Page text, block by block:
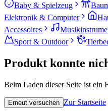
Baby & Spielzeug
Elektronik & Computer
Accessoires
Sport & Outdoor
Produkt konnte
Beim Laden dieser Seite ist ein
Erneut versuchen Zur Startseite